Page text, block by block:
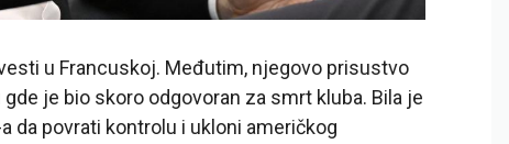
u Francuskoj. Međutim, njegovo prisustvo
je bio skoro odgovoran za smrt kluba. Bila je
da povrati kontrolu i ukloni američkog